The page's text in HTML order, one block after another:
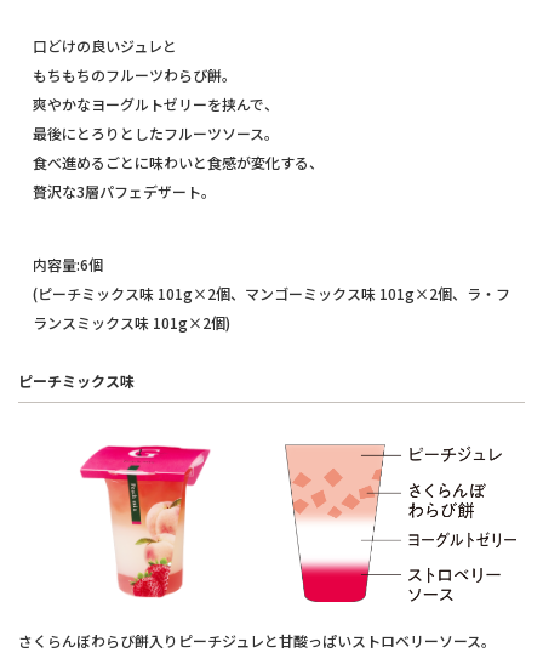
口どけの良いジュレと
もちもちのフルーツわらび餅。
爽やかなヨーグルトゼリーを挟んで、
最後にとろりとしたフルーツソース。
食べ進めるごとに味わいと食感が変化する、
贅沢な3層パフェデザート。
内容量:6個
(ピーチミックス味 101g×2個、マンゴーミックス味 101g×2個、ラ・フ
ランスミックス味 101g×2個)
ピーチミックス味
さくらんぼわらび餅入りピーチジュレと甘酸っぱいストロベリーソース。